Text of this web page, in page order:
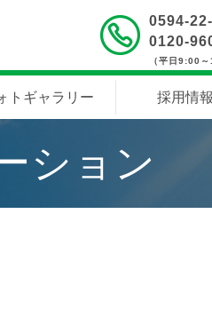
0594-
0120-
（平日9:00
トギャラリー 採用情報
ション